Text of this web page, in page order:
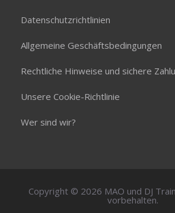
Datenschutzrichtlinien
Allgemeine Geschäftsbedingungen
Rechtliche Hinweise und sichere
Unsere Cookie-Richtlinie
Wer sind wir?
Copyright © 2026 MAO und DJ
vorbehalten.